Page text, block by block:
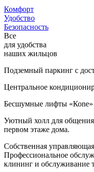
Комфорт
Удобство
Безопасность
Все
для удобства
наших жильцов
Подземный паркинг с
Центральное
Бесшумные лифты «Коne»
Уютный холл для
первом этаже дома.
Собственная
Профессиональное
клининг и обслуживание